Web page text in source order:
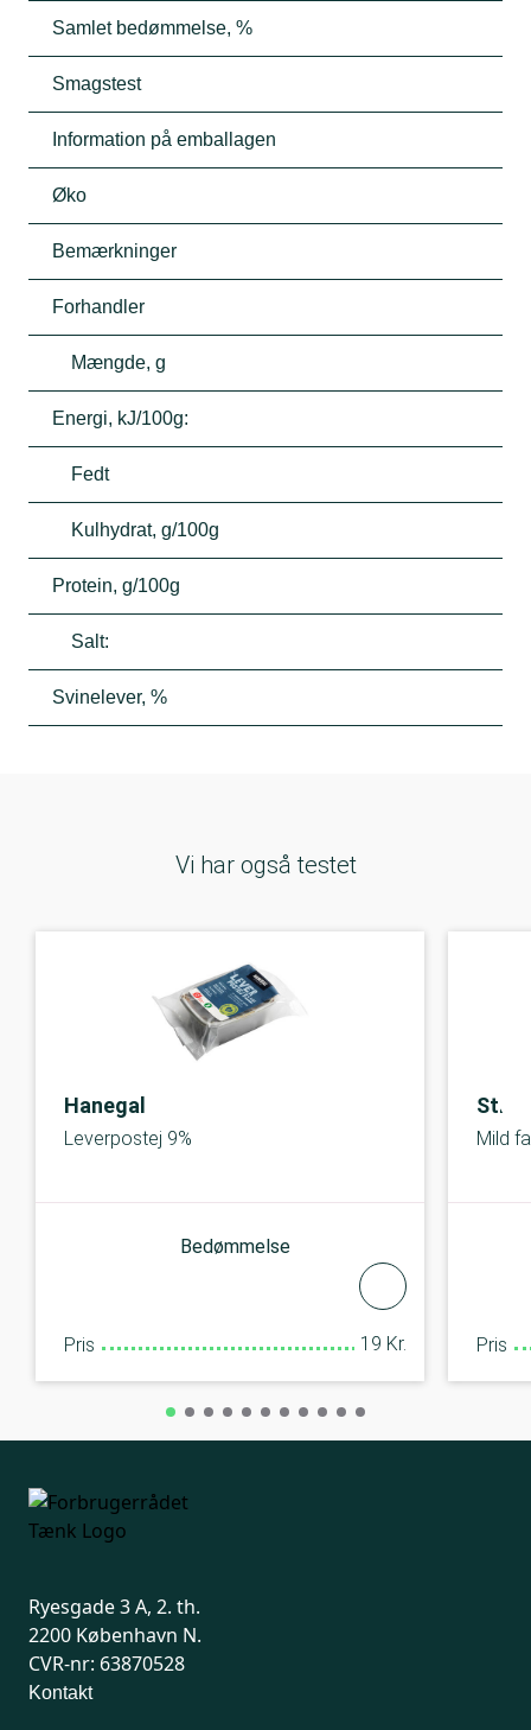
Samlet bedømmelse, %
Smagstest
Information på emballagen
Øko
Bemærkninger
Forhandler
Mængde, g
Energi, kJ/100g:
Fedt
Kulhydrat, g/100g
Protein, g/100g
Salt:
Svinelever, %
Vi har også testet
Hanegal
Leverpostej 9%
Bedømmelse
Pris 19 Kr.
Mild
Pris
Ryesgade 3 A, 2. th.
2200 København N.
CVR-nr: 63870528
Kontakt